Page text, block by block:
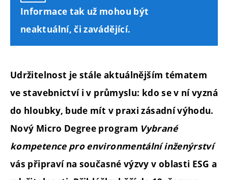
Informace tak už mohou být
neaktuální, či zavádějící.
Udržitelnost je stále aktuálnějším tématem
ve stavebnictví i v průmyslu: kdo se v ní vyzná
do hloubky, bude mít v praxi zásadní výhodu.
Nový Micro Degree program Vybrané
kompetence pro environmentální inženýrství
vás připraví na současné výzvy v oblasti ESG a